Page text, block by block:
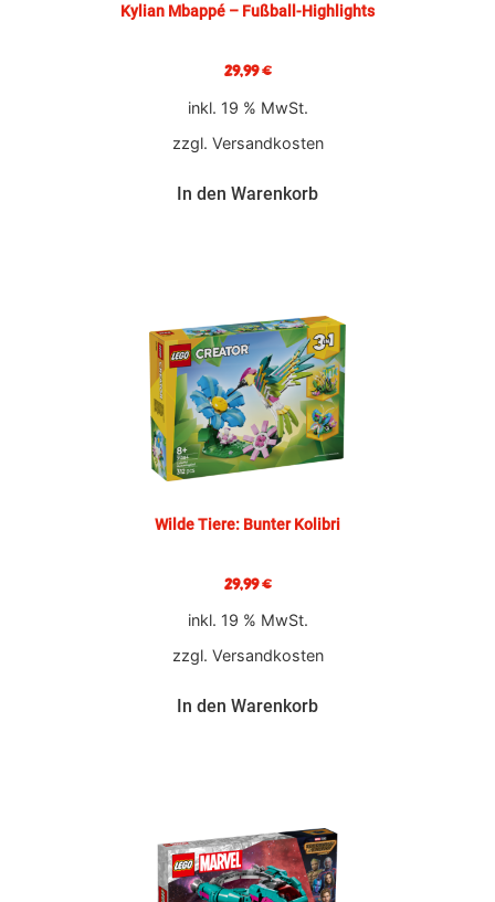
Kylian Mbappé – Fußball-Highlights
29,99€
inkl. 19 % MwSt.
zzgl. Versandkosten
In den Warenkorb
Wilde Tiere: Bunter Kolibri
29,99€
inkl. 19 % MwSt.
zzgl. Versandkosten
In den Warenkorb